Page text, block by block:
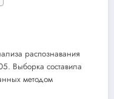
распознавания
Выборка составила
методом